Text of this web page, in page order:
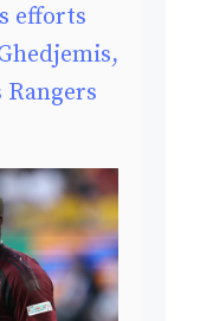
efforts